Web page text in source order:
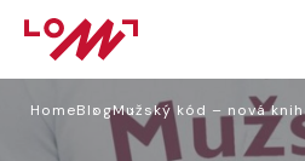
HOME
HomeBlogMužský kód – nová